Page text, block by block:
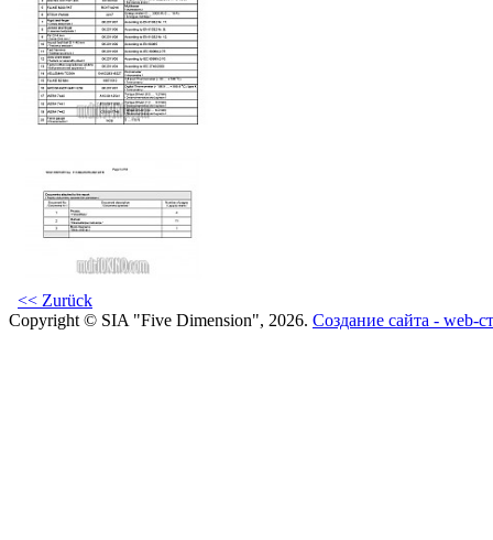
<< Zurück
Copyright © SIA "Five Dimension", 2026. Создание сайта - web-